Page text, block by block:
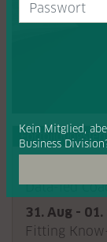
Data-led
31. Aug -
Fitting
Kein Mitglied,
Business